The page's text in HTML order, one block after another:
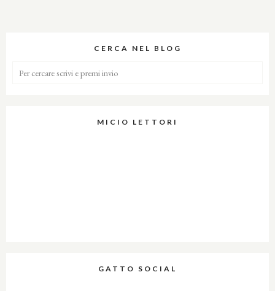
CERCA NEL BLOG
MICIO LETTORI
GATTO SOCIAL